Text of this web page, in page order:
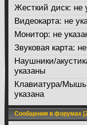
Жесткий диск: не
Видеокарта: не
Монитор: не
Звуковая карта:
Наушники/
указаны
Клавиатура/
указана
Сообщения в форумах